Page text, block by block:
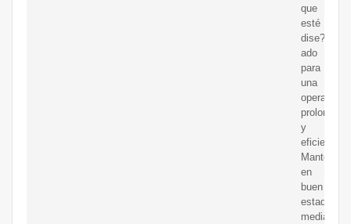
que
esté
dise?
ado
para
una
operación
prolongada
y
eficiente.
Mantenerlo
en
buen
estado
mediante